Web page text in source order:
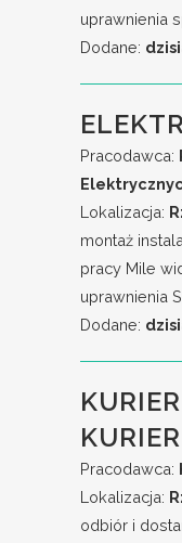
uprawnienia
Dodane:
Pracodawca:
Lokalizacja:
montaż
pracy Mile
uprawnienia
Dodane:
Pracodawca:
Lokalizacja:
odbiór i